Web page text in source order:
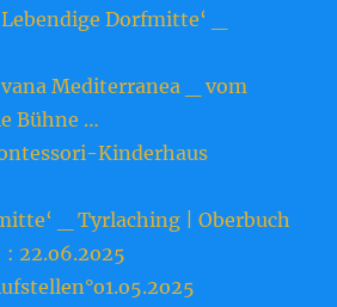
Dorfmitte‘ _
Mediterranea _ vom
Bühne …
Kinderhaus
_ Tyrlaching | Oberbuch
22.o6.2o25